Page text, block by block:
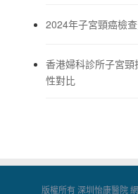
2024年子宮頸癌檢
香港婦科診所子宮
性對比
版權所有 深圳怡康醫院